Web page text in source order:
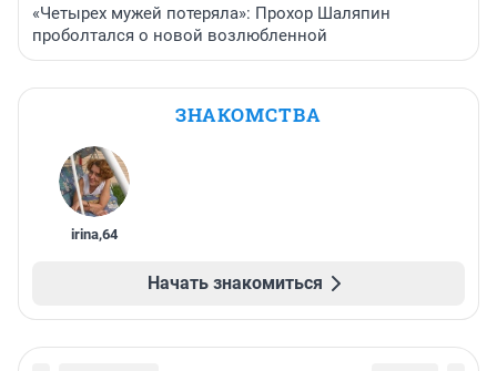
«Четырех мужей потеряла»: Прохор Шаляпин
проболтался о новой возлюбленной
ЗНАКОМСТВА
irina,64
Начать знакомиться